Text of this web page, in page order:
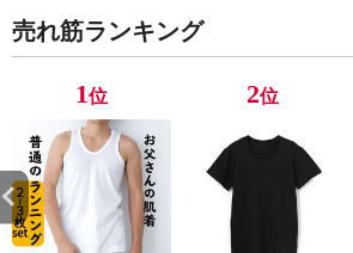
たか 締め付けな
い ババ ノースリ
女性 年間 下着
肌着 M/L/LL
G5011B-RT
たか 締め付けな
い ババ ノースリ
女性 年間 下着
G5011B-RT
売れ筋ランキング
1位 2位